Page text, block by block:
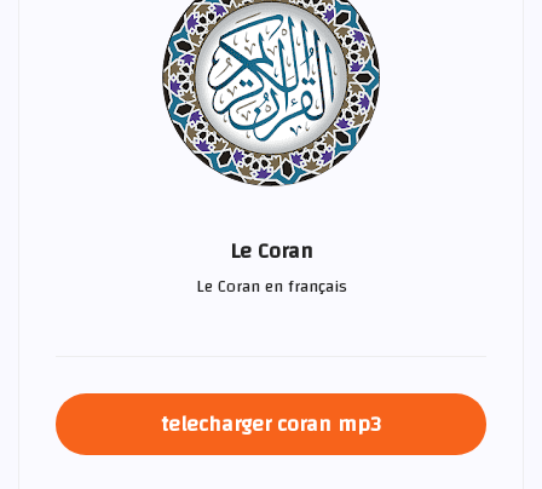
Le Coran
Le Coran en français
telecharger coran mp3